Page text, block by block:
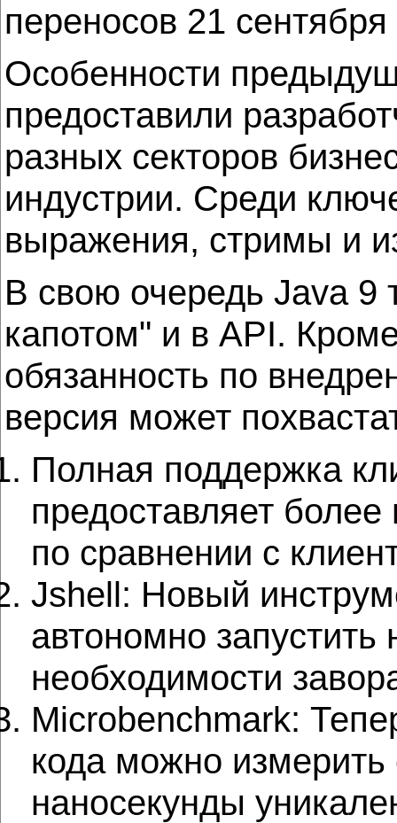
переносов 21
Особенности
предоставили
разных секторов
индустрии. Среди
выражения, стримы и
В свою очередь Java 9
капотом" и в API.
обязанность по
версия может
Полная поддержка
предоставляет
по сравнении с
Jshell: Новый
автономно
необходимости
Microbenchmark:
кода можно
наносекунды